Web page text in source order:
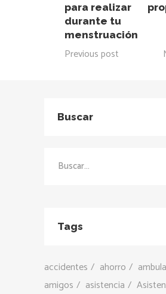
para realizar
durante tu
menstruación
Previous post
Buscar
Tags
accidentes ahorro
amigos
asistencia